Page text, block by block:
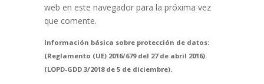
web en este navegador para la próxima vez
que comente.
Información básica sobre protección de datos:
(Reglamento (UE) 2016/679 del 27 de abril 2016)
(LOPD-GDD 3/2018 de 5 de diciembre).